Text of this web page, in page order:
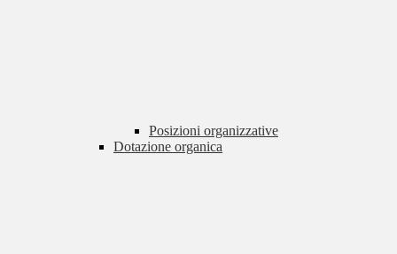
Posizioni organizzative
Dotazione organica